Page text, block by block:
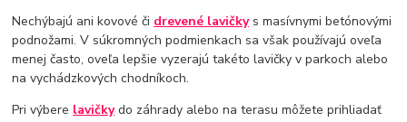
Nechýbajú ani kovové či drevené lavičkys masívnymi betónovými
podnožami. V súkromných podmienkach sa však používajú oveľa
menej často, oveľa lepšie vyzerajú takéto lavičky v parkoch alebo
na vychádzkových chodníkoch.
Pri výbere lavičkydo záhrady alebo na terasu môžete prihliadať